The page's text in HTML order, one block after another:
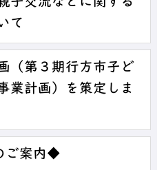
て
（第３期行方市子ど
業計画）を策定しま
ご案内◆